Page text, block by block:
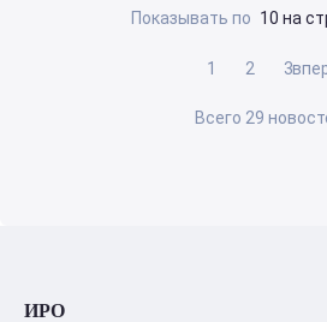
Показывать по 10 на
1 2 3
Всего 29
ИРО